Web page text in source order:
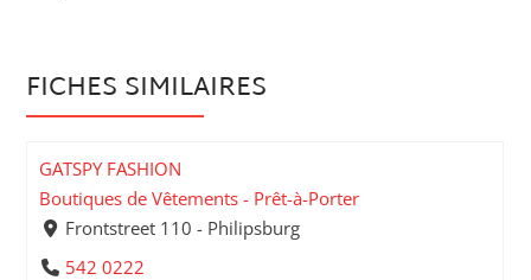
FICHES SIMILAIRES
GATSPY FASHION
Boutiques de Vêtements - Prêt-à-Porter
Frontstreet 110 - Philipsburg
542 0222